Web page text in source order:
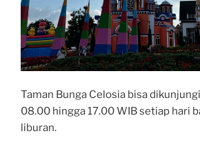
Taman Bunga Celosia bisa
08.00 hingga 17.00 WIB setiap hari
liburan.